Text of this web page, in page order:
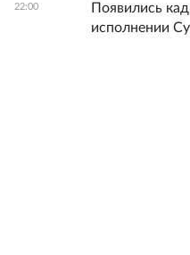
22:00
Появились
исполнении